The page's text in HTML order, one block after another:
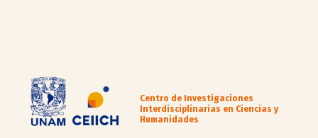
Centro de Investigaciones
Interdisciplinarias en Ciencias y
Humanidades